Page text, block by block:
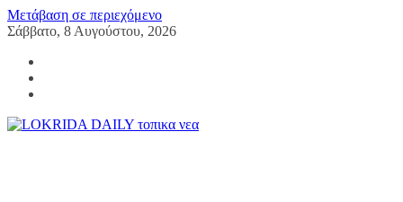
Μετάβαση σε περιεχόμενο
Σάββατο, 8 Αυγούστου, 2026